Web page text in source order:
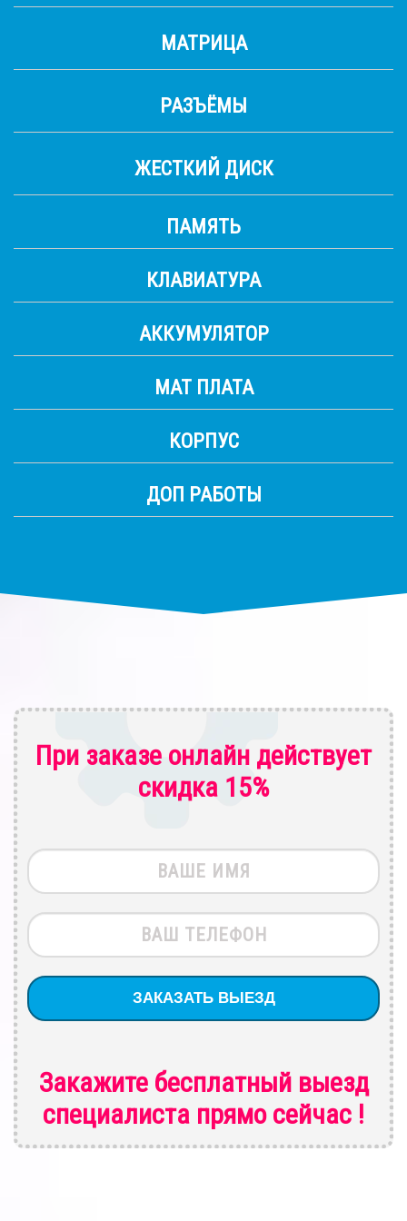
МАТРИЦА
РАЗЪЁМЫ
ЖЕСТКИЙ ДИСК
ПАМЯТЬ
КЛАВИАТУРА
АККУМУЛЯТОР
МАТ ПЛАТА
КОРПУС
ДОП РАБОТЫ
При заказе онлайн действует
скидка 15%
Закажите бесплатный выезд
специалиста прямо сейчас !